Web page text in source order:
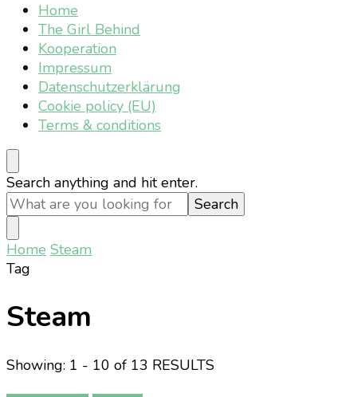
Home
The Girl Behind
Kooperation
Impressum
Datenschutzerklärung
Cookie policy (EU)
Terms & conditions
Looking
for
Something?
Search anything and hit enter.
Home Steam
Tag
Steam
Showing: 1 - 10 of 13 RESULTS